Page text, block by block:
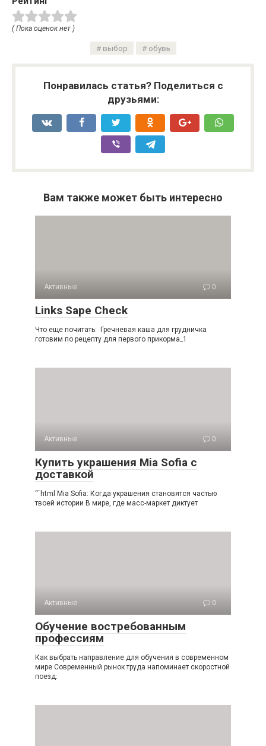
( Пока оценок нет )
выбор обувь
Понравилась статья? Поделиться с
друзьями:
Вам также может быть интересно
Активные 0
Links Sape Check
Что еще почитать: Гречневая каша для грудничка
готовим по рецепту для первого прикорма_1
Активные 0
Купить украшения Mia Sofia с
доставкой
“`html Mia Sofia: Когда украшения становятся частью
твоей истории В мире, где масс-маркет диктует
Активные 0
Обучение востребованным
профессиям
Как выбрать направление для обучения в современном
мире Современный рынок труда напоминает скоростной
поезд: